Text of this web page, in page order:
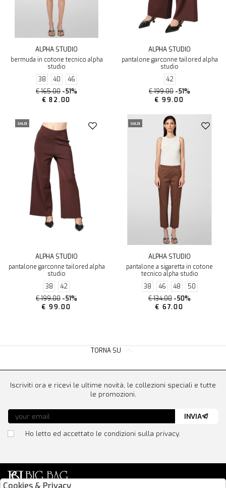
ALPHA STUDIO
bermuda in cotone tecnico alpha
studio
38
40
46
€ 165.00 -51%
€ 82.00
ALPHA STUDIO
pantalone garconne tailored alpha
studio
42
€ 199.00 -51%
€ 99.00
SALDI
ALPHA STUDIO
pantalone garconne tailored alpha
studio
38
42
€ 199.00 -51%
€ 99.00
SALDI
ALPHA STUDIO
pantalone a sigaretta in cotone
tecnico alpha studio
38
46 48
50
€ 134.00 -50%
€ 67.00
TORNA SU
Iscriviti ora e ricevi le ultime novità, le collezioni speciali e tutte
le promozioni.
Ho letto ed accettato le condizioni sulla privacy.
INVIA
Cookies & Privacy